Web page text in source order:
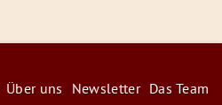
Über uns Newsletter Das Team